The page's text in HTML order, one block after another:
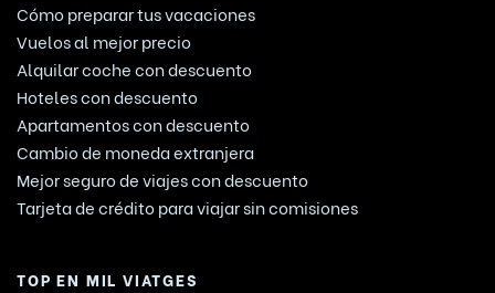
Cómo preparar tus vacaciones
Vuelos al mejor precio
Alquilar coche con descuento
Hoteles con descuento
Apartamentos con descuento
Cambio de moneda extranjera
Mejor seguro de viajes con descuento
Tarjeta de crédito para viajar sin comisiones
TOP EN MIL VIATGES